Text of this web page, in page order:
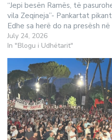
“Jepi besën Ramës, të
vila Zeqineja”- Pankartat
Edhe sa herë do na presësh
July 24, 2026
In "Blogu i Udhëtarit"